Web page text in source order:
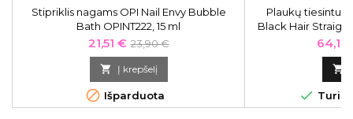
Stipriklis nagams OPI Nail Envy Bubble
Bath OPINT222, 15 ml
Kaina
21,51 € Bazinė
kaina
23,90 €
 Į krepšelį
 Išparduota
Plaukų
Black Hair
juodos spalvos,
Kaina
64,17

